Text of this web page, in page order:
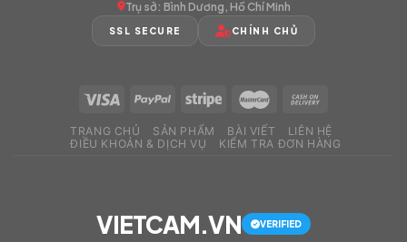
Trụ sở: Bình Dương, Hồ Chí Minh
SSL SECURE CHÍNH CHỦ
TRANG CHỦ SẢN PHẨM BÀI VIẾT
LIÊN HỆ
ĐIỀU KHOẢN & DỊCH VỤ
KIỂM TRA ĐƠN HÀNG
VIETCAM.VN VERIFIED